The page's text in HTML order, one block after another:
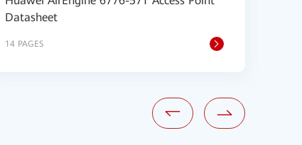
Datasheet
14 PAGES